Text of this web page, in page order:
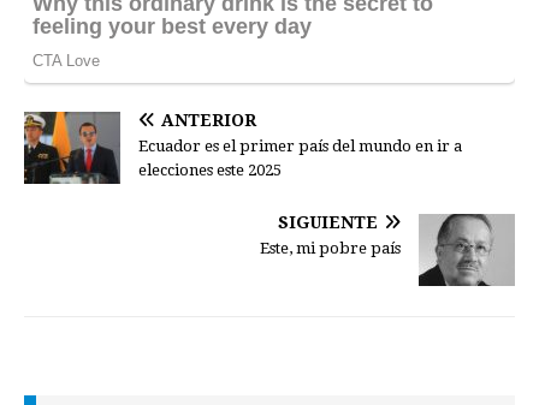
ANTERIOR
Ecuador es el primer país del mundo en ir a
elecciones este 2025
SIGUIENTE
Este, mi pobre país